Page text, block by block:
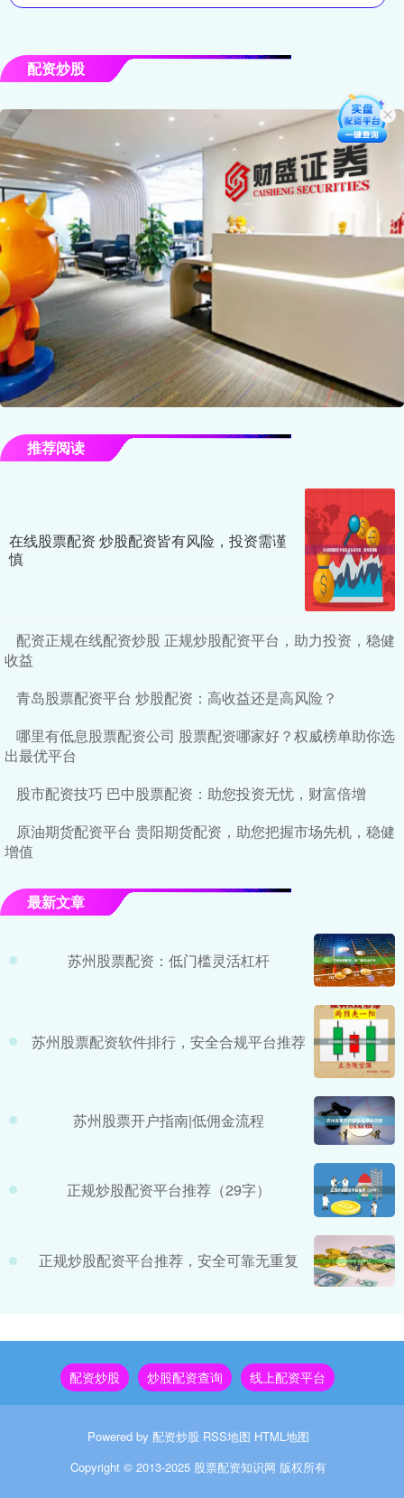
配资炒股
推荐阅读
在线股票配资 炒股配资皆有风险，投资需谨
慎
配资正规在线配资炒股 正规炒股配资平台，助力投资，稳健
收益
青岛股票配资平台 炒股配资：高收益还是高风险？
哪里有低息股票配资公司 股票配资哪家好？权威榜单助你选
出最优平台
股市配资技巧 巴中股票配资：助您投资无忧，财富倍增
原油期货配资平台 贵阳期货配资，助您把握市场先机，稳健
增值
最新文章
苏州股票配资：低门槛灵活杠杆
苏州股票配资软件排行，安全合规平台推荐
苏州股票开户指南|低佣金流程
正规炒股配资平台推荐（29字）
正规炒股配资平台推荐，安全可靠无重复
配资炒股 炒股配资查询 线上配资平台
Powered by 配资炒股 RSS地图 HTML地图
Copyright © 2013-2025 股票配资知识网 版权所有